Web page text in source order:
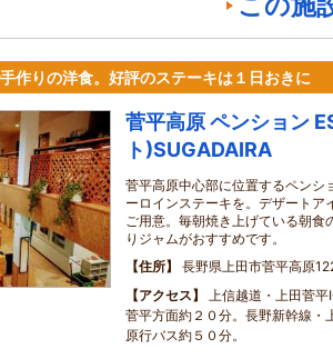
作りの洋食。好評のステーキは１日おきに
菅平高原 ペンション
ト)SUGADAIRA
菅平高原中心部に位置するペンシ
ーロインステーキを。デザートア
ご用意。毎朝焼き上げている朝食
りジャムがおすすめです。
住所
長野県上田市菅平高原
アクセス
上信越道・上田菅
菅平方面約２０分。長野新幹線・
原行バス約５０分。